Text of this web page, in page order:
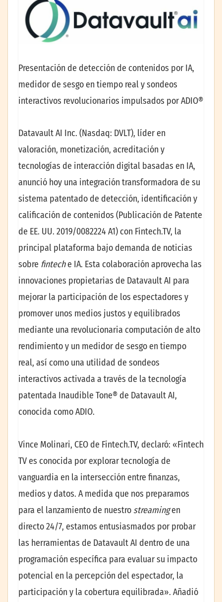
Presentación de detección de contenidos por IA,
medidor de sesgo en tiempo real y sondeos
interactivos revolucionarios impulsados por ADIO®
Datavault AI Inc. (Nasdaq: DVLT), líder en
valoración, monetización, acreditación y
tecnologías de interacción digital basadas en IA,
anunció hoy una integración transformadora de su
sistema patentado de detección, identificación y
calificación de contenidos (Publicación de Patente
de EE. UU. 2019/0082224 A1) con Fintech.TV, la
principal plataforma bajo demanda de noticias
sobre finteche IA. Esta colaboración aprovecha las
innovaciones propietarias de Datavault AI para
mejorar la participación de los espectadores y
promover unos medios justos y equilibrados
mediante una revolucionaria computación de alto
rendimiento y un medidor de sesgo en tiempo
real, así como una utilidad de sondeos
interactivos activada a través de la tecnología
patentada Inaudible Tone® de Datavault AI,
conocida como ADIO.
Vince Molinari, CEO de Fintech.TV, declaró: «Fintech
TV es conocida por explorar tecnología de
vanguardia en la intersección entre finanzas,
medios y datos. A medida que nos preparamos
para el lanzamiento de nuestro streamingen
directo 24/7, estamos entusiasmados por probar
las herramientas de Datavault AI dentro de una
programación específica para evaluar su impacto
potencial en la percepción del espectador, la
participación y la cobertura equilibrada». Añadió